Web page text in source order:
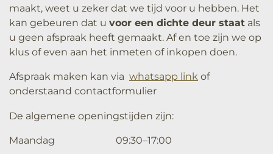
maakt, weet u zeker dat we tijd voor u hebben. Het
kan gebeuren dat u voor een dichte deur staat als
u geen afspraak heeft gemaakt. Af en toe zijn we op
klus of even aan het inmeten of inkopen doen.
Afspraak maken kan via whatsapp link of
onderstaand contactformulier
De algemene openingstijden zijn:
Maandag 09:30–17:00